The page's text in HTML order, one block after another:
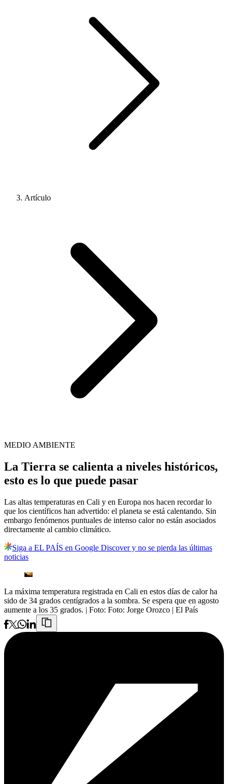
Artículo
MEDIO AMBIENTE
La Tierra se calienta a niveles históricos,
esto es lo que puede pasar
Las altas temperaturas en Cali y en Europa nos hacen recordar lo
que los científicos han advertido: el planeta se está calentando. Sin
embargo fenómenos puntuales de intenso calor no están asociados
directamente al cambio climático.
Siga a EL PAÍS en Google Discover y no se pierda las últimas
noticias
La máxima temperatura registrada en Cali en estos días de calor ha
sido de 34 grados centígrados a la sombra. Se espera que en agosto
aumente a los 35 grados. | Foto: Foto: Jorge Orozco | El País